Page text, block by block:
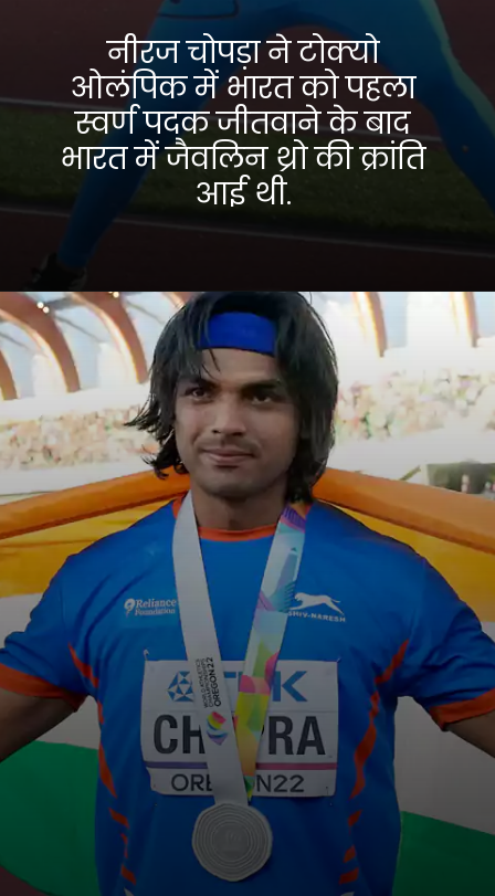
नीरज चोपड़ा ने टोक्यो
ओलंपिक में भारत को पहला
स्वर्ण पदक जीतवाने के बाद
भारत में जैवलिन थ्रो की क्रांति
आई थी.